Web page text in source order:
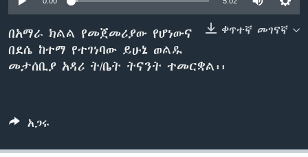
ቋንቋዎች
ቀጥተኛ መገናኛ
በአማራ ክልል የመጀመሪያው የሆነውና
በደሴ ከተማ የተገነባው ይሁኔ ወልዱ
መታሰቢያ አዳሪ ት/ቤት ትናንት ተመርቋል፡፡
አጋሩ